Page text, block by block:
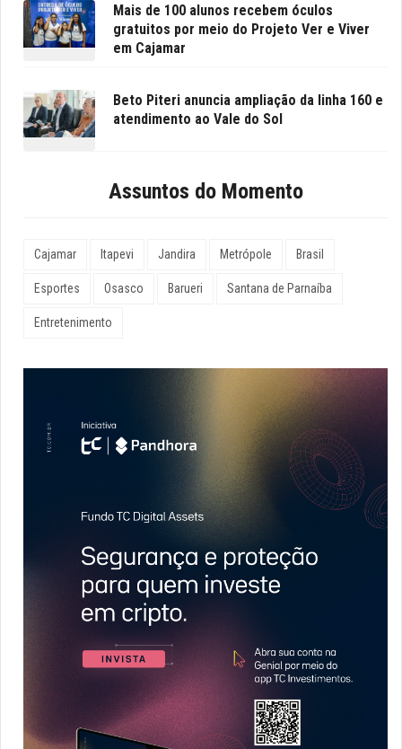
Mais de 100 alunos recebem óculos
gratuitos por meio do Projeto Ver e Viver
em Cajamar
Beto Piteri anuncia ampliação da linha 160 e
atendimento ao Vale do Sol
Assuntos do Momento
Cajamar Itapevi Jandira Metrópole Brasil
Esportes Osasco Barueri Santana de Parnaíba
Entretenimento